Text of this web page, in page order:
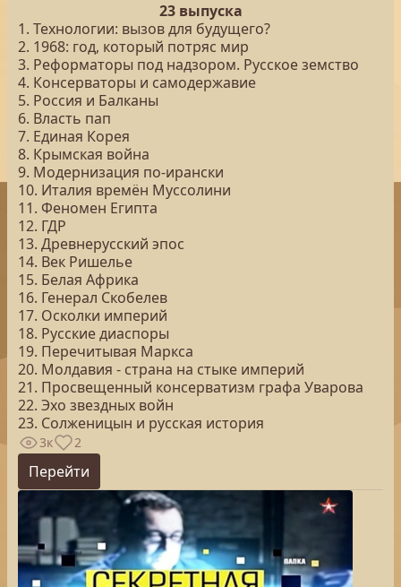
23 выпуска
1. Технологии: вызов для будущего?
2. 1968: год, который потряс мир
3. Реформаторы под надзором. Русское земство
4. Консерваторы и самодержавие
5. Россия и Балканы
6. Власть пап
7. Единая Корея
8. Крымская война
9. Модернизация по-ирански
10. Италия времён Муссолини
11. Феномен Египта
12. ГДР
13. Древнерусский эпос
14. Век Ришелье
15. Белая Африка
16. Генерал Скобелев
17. Осколки империй
18. Русские диаспоры
19. Перечитывая Маркса
20. Молдавия - страна на стыке империй
21. Просвещенный консерватизм графа Уварова
22. Эхо звездных войн
23. Солженицын и русская история
3к 2
Перейти